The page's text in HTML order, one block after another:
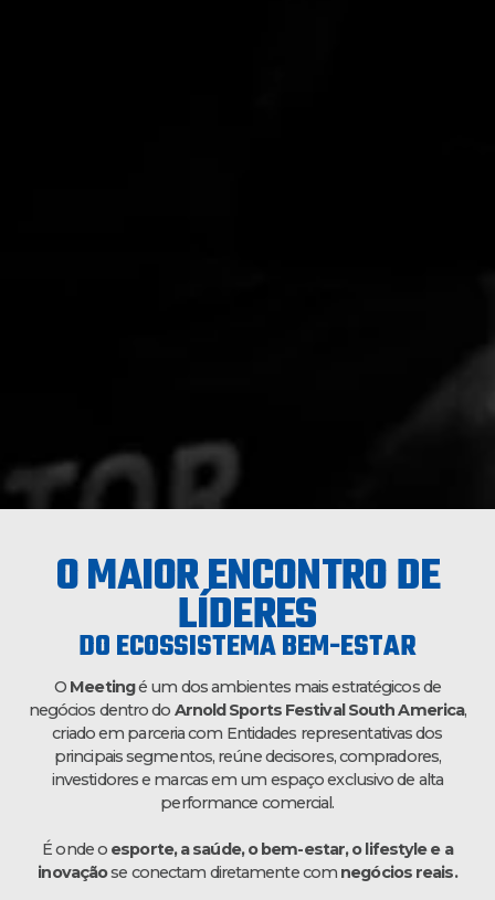
O MAIOR ENCONTRO DE
LÍDERES
DO ECOSSISTEMA BEM-ESTAR
O Meetingé um dos ambientes mais estratégicos de
negócios dentro do Arnold Sports Festival South America,
criado em parceria com Entidades representativas dos
principais segmentos, reúne decisores, compradores,
investidores e marcas em um espaço exclusivo de alta
performance comercial.
É onde o esporte, a saúde, o bem-estar, o lifestyle e a
inovaçãose conectam diretamente com negócios reais.